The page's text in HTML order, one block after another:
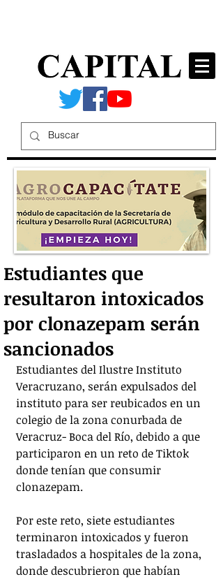
Estudiantes que
resultaron intoxicados
por clonazepam serán
sancionados
Estudiantes del Ilustre Instituto
Veracruzano, serán expulsados del
instituto para ser reubicados en un
colegio de la zona conurbada de
Veracruz- Boca del Río, debido a que
participaron en un reto de Tiktok
donde tenían que consumir
clonazepam.
Por este reto, siete estudiantes
terminaron intoxicados y fueron
trasladados a hospitales de la zona,
donde descubrieron que habían